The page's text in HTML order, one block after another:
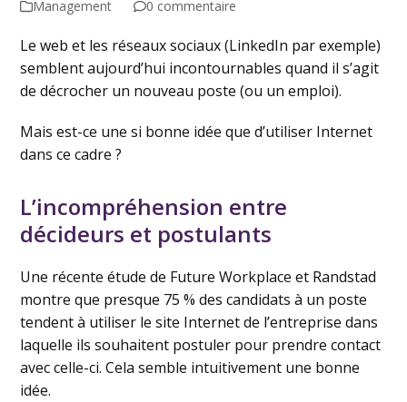
Management
0 commentaire
Le web et les réseaux sociaux (LinkedIn par exemple)
semblent aujourd’hui incontournables quand il s’agit
de décrocher un nouveau poste (ou un emploi).
Mais est-ce une si bonne idée que d’utiliser Internet
dans ce cadre ?
L’incompréhension entre
décideurs et postulants
Une récente étude de Future Workplace et Randstad
montre que presque 75 % des candidats à un poste
tendent à utiliser le site Internet de l’entreprise dans
laquelle ils souhaitent postuler pour prendre contact
avec celle-ci. Cela semble intuitivement une bonne
idée.